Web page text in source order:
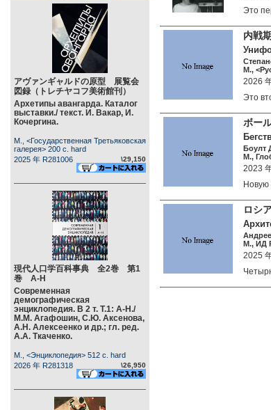
アヴァンギャルドの原型 展覧会
図録（トレチヤコフ美術館刊）
Архетипы авангарда. Каталог
выставки./ текст. И. Вакар, И.
Кочергина.
М., <Государственная Третьяковская
галерея> 200 c. hard
2025 年 R281006
\29,150
現代人口学百科事典 全2巻 第1
巻 А-Н
Современная
демографическая
энциклопедия. В 2 т. Т.1: А-Н./
М.М. Агафошин, С.Ю. Аксенова,
А.Н. Алексеенко и др.; гл. ред.
А.А. Ткаченко.
М., <Энциклопедия> 512 c. hard
2026 年 R281318
\26,950
Это
内戦
М.,
2026
Это
ボー
Боулт
М.,
2023
Новую
ロシ
М., ИД
2025